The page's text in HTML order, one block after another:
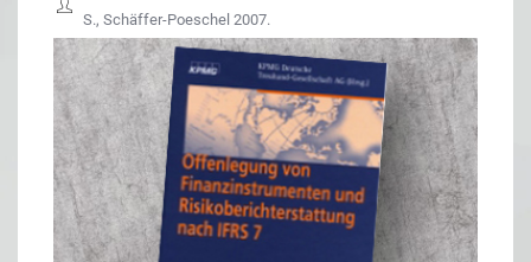
S., Schäffer-Poeschel 2007.